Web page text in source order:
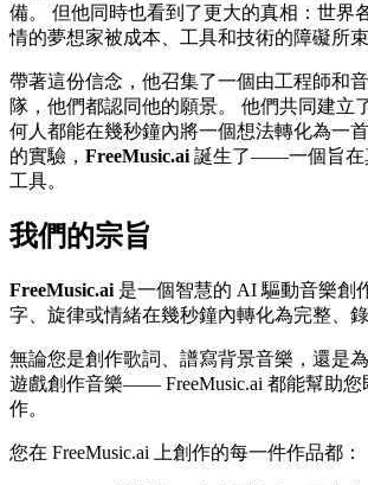
備。 但他同時也看到了更大的真相：世界
情的夢想家被成本、工具和技術的障礙所束
帶著這份信念，他召集了一個由工程師和
隊，他們都認同他的願景。 他們共同建立
何人都能在幾秒鐘內將一個想法轉化為一
的實驗， FreeMusic.ai 誕生了——一個旨在
工具。
我們的宗旨
FreeMusic.ai 是一個智慧的 AI 驅動音樂創
字、旋律或情緒在幾秒鐘內轉化為完整、
無論您是創作歌詞、譜寫背景音樂，還是為
遊戲創作音樂—— FreeMusic.ai 都能幫助您
作。
您在 FreeMusic.ai 上創作的每一件作品都：